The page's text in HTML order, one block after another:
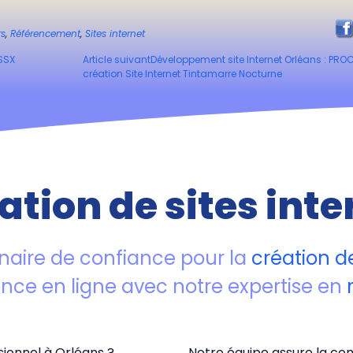
, Référencement, Sites internet
Article suivantDéveloppement site Internet Orléans :
création Site Internet Tintamarre Nocturne
de sites
de confiance pour la création
en ligne avec notre expertise en